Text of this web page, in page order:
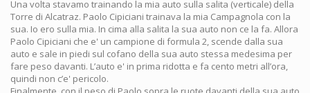
Una volta stavamo trainando la mia auto sulla salita (verticale) della
Torre di Alcatraz. Paolo Cipiciani trainava la mia Campagnola con la
sua. Io ero sulla mia. In cima alla salita la sua auto non ce la fa. Allora
Paolo Cipiciani che e' un campione di formula 2, scende dalla sua
auto e sale in piedi sul cofano della sua auto stessa medesima per
fare peso davanti. L’auto e' in prima ridotta e fa cento metri all’ora,
quindi non c’e' pericolo.